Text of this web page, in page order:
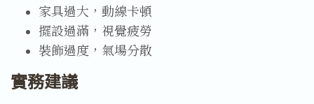
家具過大，動線卡頓
擺設過滿，視覺疲勞
裝飾過度，氣場分散
實務建議